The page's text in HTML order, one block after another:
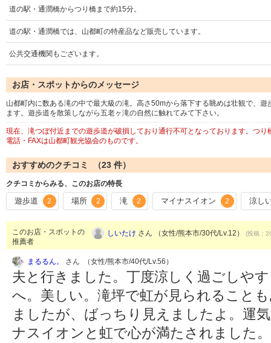
道の駅・通潤橋からつり橋まで約15分。
道の駅・通潤橋では、山都町の特産品など販売しています。
公共交通機関もございます。
お店・スポットからのメッセージ
山都町内に数ある滝の中で最大級の滝。高さ50mから落下する眺めは壮観で、
ます。遊歩道を散策しながら五老ヶ滝の自然に触れてみて下さい。
現在、滝つぼ付近までの遊歩道が破損しており通行不可となっております。つり
電話・FAXは山都町観光協会のものです。
おすすめのクチコミ （23 件）
クチコミからみる、このお店の特長
遊歩道 2 場所 2 滝 2 マイナスイオン 2 涼し
このお店・スポットの
推薦者
しいたけ さん （女性/熊本市/30代/Lv.12） (投稿：
まるるん。 さん （女性/熊本市/40代/Lv.56）
夫と行きました。丁度涼しく過ごしや
へ。美しい。滝坪で虹が見られること
ましたが、ばっちり見えましたよ。運
ナスイオンと虹で心が満たされました